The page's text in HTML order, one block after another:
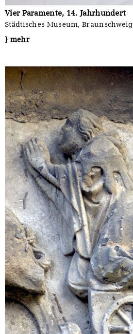
Vier Paramente, 14. Jahrhundert
Städtisches Museum, Braunschweig
} mehr